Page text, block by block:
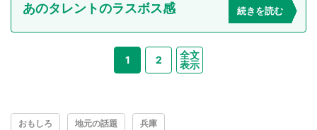
あのタレントのラスボス感 続きを読む
1 2
全文
表示
おもしろ 地元の話題 兵庫